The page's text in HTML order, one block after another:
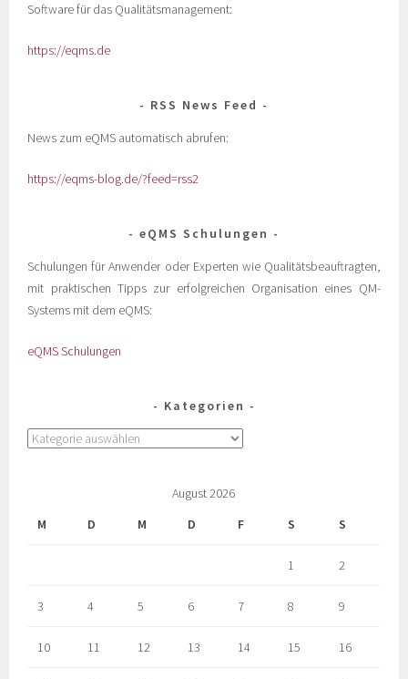
Software für das Qualitätsmanagement:
https://eqms.de
RSS News Feed
News zum eQMS automatisch abrufen:
https://eqms-blog.de/?feed=rss2
eQMS Schulungen
Schulungen für Anwender oder Experten wie Qualitätsbeauftragten,
mit praktischen Tipps zur erfolgreichen Organisation eines QM-
Systems mit dem eQMS:
eQMS Schulungen
Kategorien
August 2026
M
D M D F S S
1 2
3 4 5 6 7 8 9
10 11 12 13 14 15 16